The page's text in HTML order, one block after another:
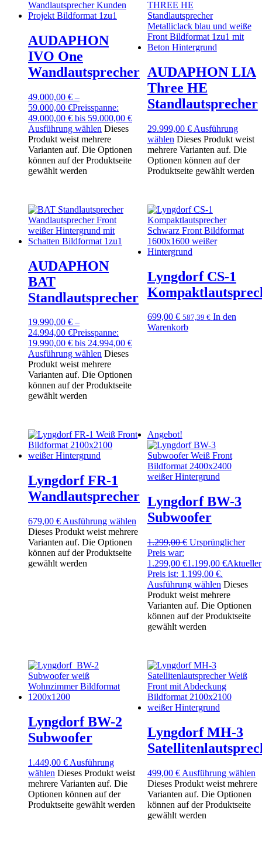
AUDAPHON
IVO One
Wandlautsprecher
49.000,00 € –
59.000,00 €Preisspanne:
49.000,00 € bis 59.000,00 €
Ausführung wählen Dieses
Produkt weist mehrere
Varianten auf. Die Optionen
können auf der Produktseite
gewählt werden
AUDAPHON LIA
Three HE
Standlautsprecher
29.999,00 € Ausführung
wählen Dieses Produkt weist
mehrere Varianten auf. Die
Optionen können auf der
Produktseite gewählt werden
AUDAPHON
BAT
Standlautsprecher
19.990,00 € –
24.994,00 €Preisspanne:
19.990,00 € bis 24.994,00 €
Ausführung wählen Dieses
Produkt weist mehrere
Varianten auf. Die Optionen
können auf der Produktseite
gewählt werden
Lyngdorf CS-1
699,00 € 587,39 € In den
Warenkorb
Lyngdorf FR-1
Wandlautsprecher
679,00 € Ausführung wählen
Dieses Produkt weist mehrere
Varianten auf. Die Optionen
können auf der Produktseite
gewählt werden
Angebot!
Lyngdorf BW-3
Subwoofer
1.299,00€ Ursprünglicher
Preis war:
1.299,00 €1.199,00 €Aktueller
Preis ist: 1.199,00 €.
Ausführung wählen Dieses
Produkt weist mehrere
Varianten auf. Die Optionen
können auf der Produktseite
gewählt werden
Lyngdorf BW-2
Subwoofer
1.449,00 € Ausführung
wählen Dieses Produkt weist
mehrere Varianten auf. Die
Optionen können auf der
Produktseite gewählt werden
Lyngdorf MH-3
499,00 € Ausführung wählen
Dieses Produkt weist mehrere
Varianten auf. Die Optionen
können auf der Produktseite
gewählt werden